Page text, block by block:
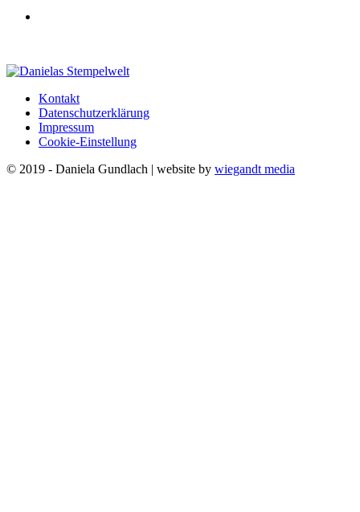
Kontakt
Datenschutzerklärung
Impressum
Cookie-Einstellung
© 2019 - Daniela Gundlach | website by wiegandt media